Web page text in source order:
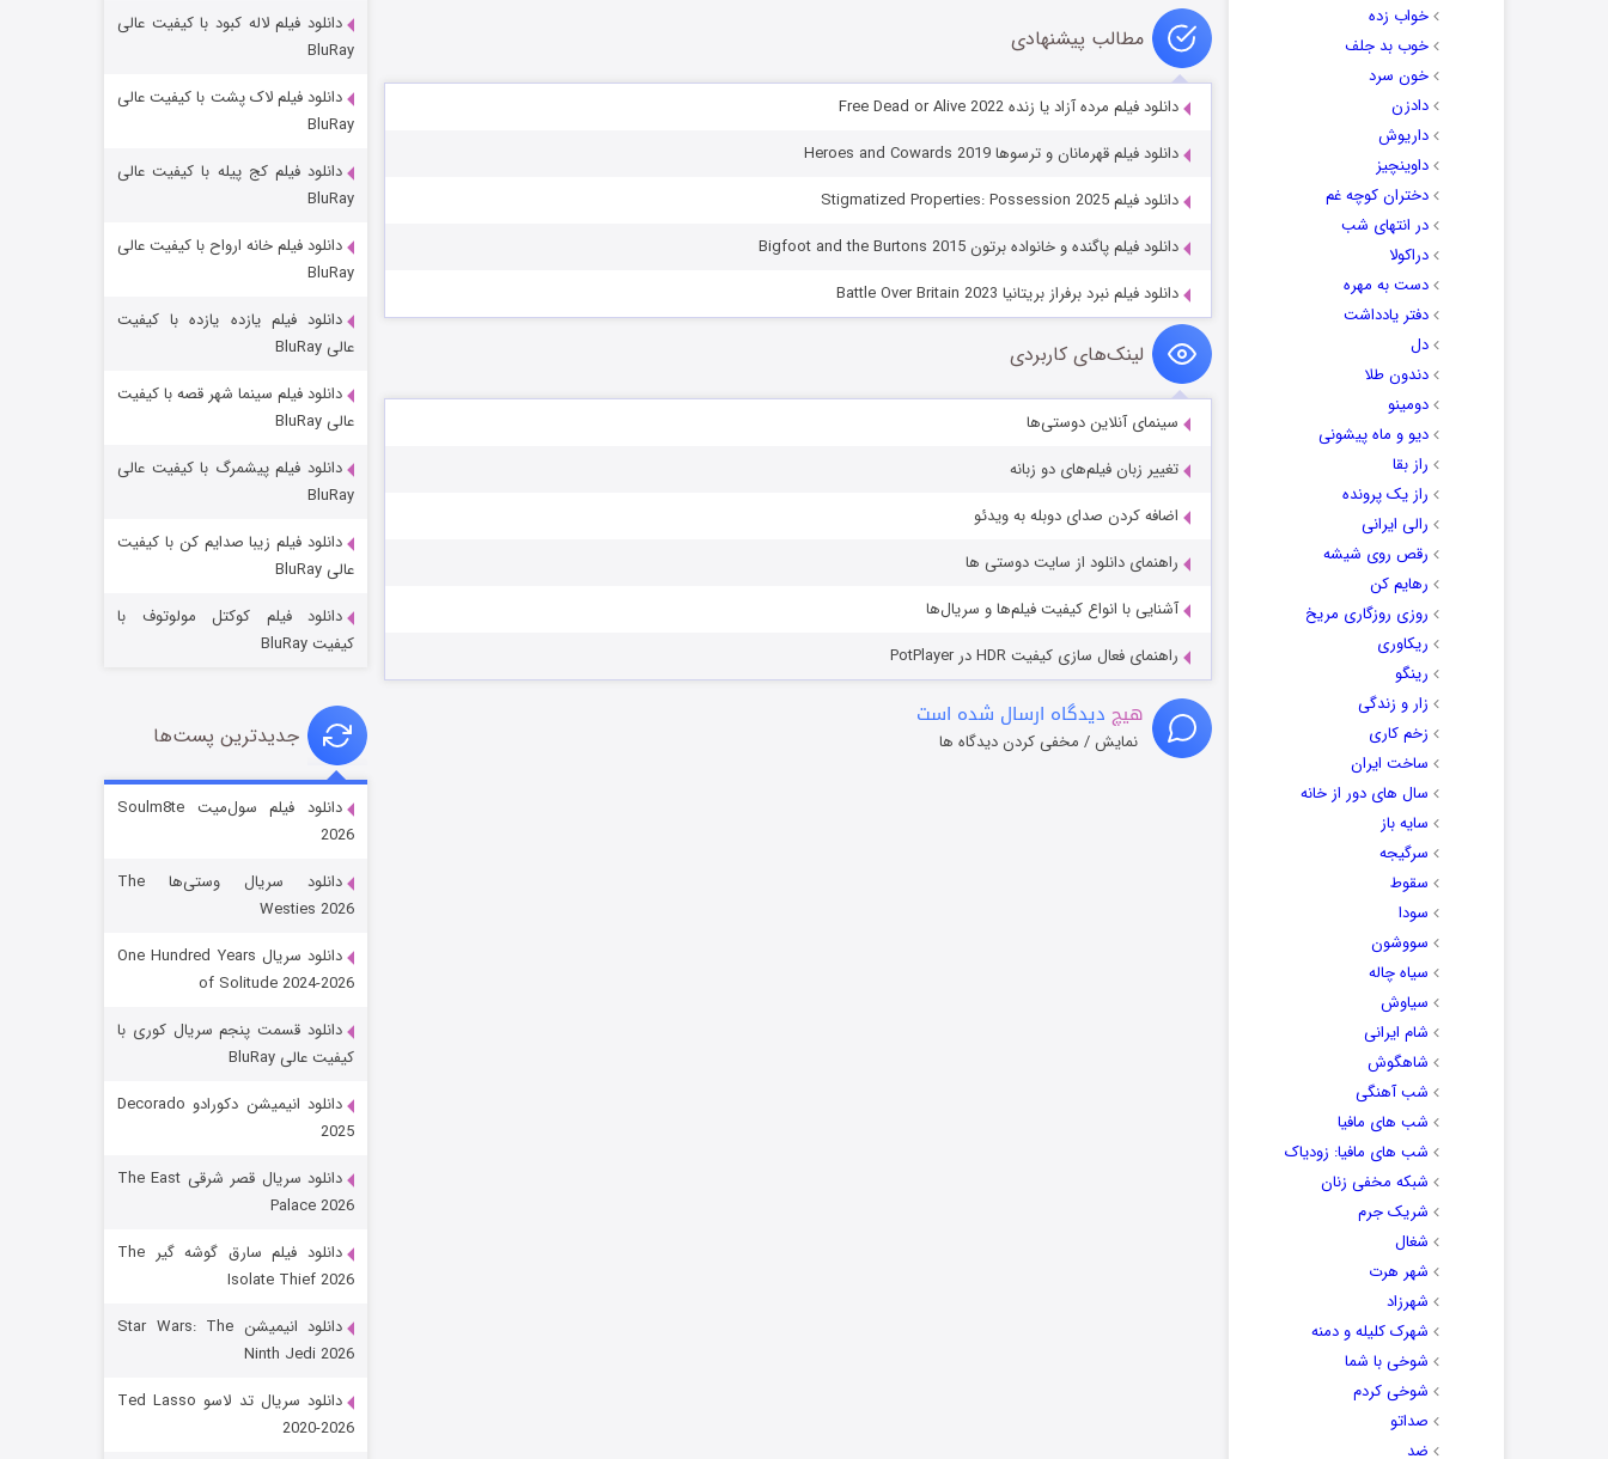
خواب زده
خوب بد جلف
خون سرد
دادزن
داریوش
داوینچیز
دختران کوچه غم
در انتهای شب
دراکولا
دست به مهره
دفتر یادداشت
دل
دندون طلا
دومینو
دیو و ماه پیشونی
راز بقا
راز یک پرونده
رالی ایرانی
رقص روی شیشه
رهایم کن
روزی روزگاری مریخ
ریکاوری
رینگو
زار و زندگی
زخم کاری
ساخت ایران
سال های دور از خانه
سایه باز
سرگیجه
سقوط
سودا
سووشون
سیاه چاله
سیاوش
شام ایرانی
شاهگوش
شب آهنگی
شب های مافیا
شب های مافیا: زودیاک
شبکه مخفی زنان
شریک جرم
شغال
شهر هرت
شهرزاد
شهرک کلیله و دمنه
شوخی با شما
شوخی کردم
صداتو
ضد
مطالب پیشنهادی
دانلود فیلم مرده آزاد یا زنده Free Dead or Alive 2022
دانلود فیلم قهرمانان و ترسوها Heroes and Cowards 2019
دانلود فیلم Stigmatized Properties: Possession 2025
دانلود فیلم پاگنده و خانواده برتون Bigfoot and the Burtons 2015
دانلود فیلم نبرد برفراز بریتانیا Battle Over Britain 2023
لینک‌های کاربردی
سینمای آنلاین دوستی‌ها
تغییر زبان فیلم‌های دو زبانه
اضافه کردن صدای دوبله به ویدئو
راهنمای دانلود از سایت دوستی ها
آشنایی با انواع کیفیت فیلم‌ها و سریال‌ها
راهنمای فعال سازی کیفیت HDR در PotPlayer
هیچ دیدگاه ارسال شده است
نمایش / مخفی کردن دیدگاه ها
خاندان اژدها فصل ۳
جادوگری در مغولستان
قسمت۶ (زیرنویس)
رویایی برای تو
قسمت۱۵ (دوبله)
دانلود فیلم لاله کبود با کیفیت عالی
BluRay
دانلود فیلم لاک پشت با کیفیت عالی
BluRay
دانلود فیلم کج‌ پیله با کیفیت عالی
BluRay
دانلود فیلم خانه ارواح با کیفیت عالی
BluRay
دانلود فیلم یازده یازده با کیفیت
عالی BluRay
دانلود فیلم سینما شهر قصه با کیفیت
عالی BluRay
دانلود فیلم پیشمرگ با کیفیت عالی
BluRay
دانلود فیلم زیبا صدایم کن با کیفیت
عالی BluRay
دانلود فیلم کوکتل مولوتوف با
کیفیت BluRay
جدیدترین پست‌ها
دانلود فیلم سول‌میت Soulm8te
2026
دانلود سریال وستی‌ها The
Westies 2026
دانلود سریال One Hundred Years
of Solitude 2024-2026
دانلود قسمت پنجم سریال کوری با
کیفیت عالی BluRay
دانلود انیمیشن دکورادو Decorado
2025
دانلود سریال قصر شرقی The East
Palace 2026
دانلود فیلم سارق گوشه گیر The
Isolate Thief 2026
دانلود انیمیشن Star Wars: The
Ninth Jedi 2026
دانلود سریال تد لاسو Ted Lasso
2020-2026